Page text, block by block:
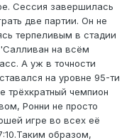
Сессия завершилась
две партии. Он не
терпеливым в стадии
на всём
А уж в точности
на уровне 95-ти
трёхкратный чемпион
Ронни не просто
игре во всех её
образом,